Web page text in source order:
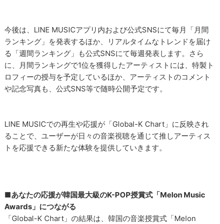
今後は、LINE MUSICアプリ内および公式SNSにて毎月「月間
ランキング」を発表するほか、リアルタイムなトレンドを届け
る「週間ランキング」も公式SNSにて毎週発表します。さら
に、月間ランキングで1位を獲得したアーティストには、特製ト
ロフィーの授与を予定しているほか、アーティストのコメント
や記念写真も、公式SNS等で随時公開予定です。
LINE MUSICでの再生や応援が「Global-K Chart」に反映され
ることで、ユーザーが日々の音楽視聴を通じて推しアーティス
トを応援できる新たな体験を提供していきます。
■あなたの応援が韓国最大級のK-POP授賞式「Melon Music
Awards」につながる
「Global-K Chart」の結果は、韓国の音楽授賞式「Melon